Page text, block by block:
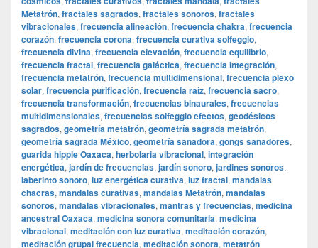
Metatrón, fractales sagrados, fractales sonoros, fractales
vibracionales, frecuencia alineación, frecuencia chakra, frecuencia
corazón, frecuencia corona, frecuencia curativa solfeggio,
frecuencia divina, frecuencia elevación, frecuencia equilibrio,
frecuencia fractal, frecuencia galáctica, frecuencia integración,
frecuencia metatrón, frecuencia multidimensional, frecuencia plexo
solar, frecuencia purificación, frecuencia raíz, frecuencia sacro,
frecuencia transformación, frecuencias binaurales, frecuencias
multidimensionales, frecuencias solfeggio efectos, geodésicos
sagrados, geometría metatrón, geometría sagrada metatrón,
geometría sagrada México, geometría sanadora, gongs sanadores,
guarida hippie Oaxaca, herbolaria vibracional, integración
energética, jardín de frecuencias, jardín sonoro, jardines sonoros,
laberinto sonoro, luz energética curativa, luz fractal, mandalas
chacras, mandalas curativas, mandalas Metatrón, mandalas
sonoros, mandalas vibracionales, mantras y frecuencias, medicina
ancestral Oaxaca, medicina sonora comunitaria, medicina
vibracional, meditación con luz curativa, meditación corazón,
meditación grupal frecuencia, meditación sonora, metatrón